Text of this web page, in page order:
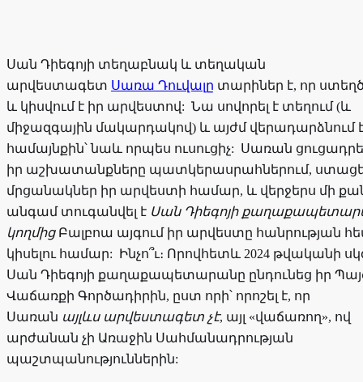
Սան Դիեգոյի տեղաբնակ և տեղական
արվեստագետ Սառա Դուվալը տարիներ է, որ
և կիսվում է իր արվեստով: Նա սովորել է տեղում (և
միջազգային մակարդակով) և այժմ վերադարձնում
համայնքին՝ նաև որպես ուսուցիչ: Սառան
իր աշխատանքները պատկերասրահներում,
մրցանակներ իր արվեստի համար, և վերջերս մի
անգամ տուգանվել է Սան Դիեգոյի
կողմիցԲալբոա այգում իր արվեստը հանրության
կիսելու համար: Ինչո՞ւ։ Որովհետև 2024 թվականի
Սան Դիեգոյի քաղաքապետարանը ընդունեց իր
Վաճառքի Գործադիրին, ըստ որի՝ որոշել է, որ
Սառան այլևս արվեստագետ չէ, այլ «վաճառող», ով
արժանան չի Առաջին Սահմանադրության
պաշտպանություններին: